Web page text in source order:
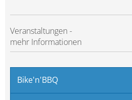
Veranstaltungen -
mehr Informationen
Bike'n'BBQ